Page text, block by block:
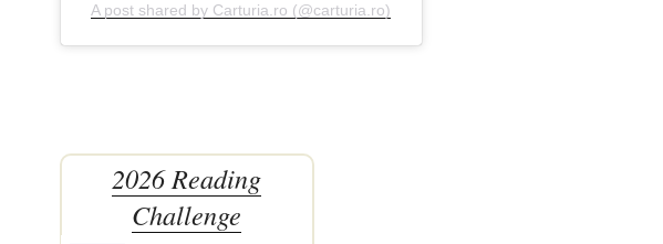
A post shared by Carturia.ro (@carturia.ro)
2026 Reading
Challenge